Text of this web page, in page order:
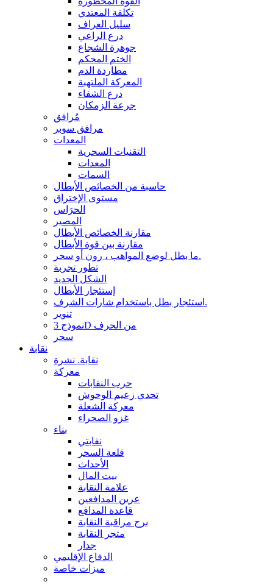
تكلفة المعتدي
سليل العراف
درع الراعي
جوهرة الشجاع
الختم المحكم
مطاردة الدم
المعركة الملتهبة
درع الشفاء
جرعة الزمكان
مُرافق
مرافق سوبر
المعدات
التقنيات السحرية
المعدات
السمات
حاسبة من الخصائص الأبطال
مستوى الإختراق
الحرَاس
المصير
مقارنة الخصائص الأبطال
مقارنة بين قوة الأبطال
ما بطل لوضع المواهب ، رون أو سحر.
تطور تجربة
الشكل الجديد
إستئجار الأبطال
استئجار بطل باستخدام شارات الشرف.
تنوير
نموذج 3D من الحرف
سحر
نقابة
نقابة. نشرة
معركة
حرب النقابات
تحدي زعيم الوحوش
معركة الشعلة
غزو الصحراء
بناء
نقابتي
قلعة السحر
الأحداث
بيت المال
علامة النقابة
عرين المدافعين
قاعدة المدافع
برج مراقبة النقابة
متجر النقابة
جدار
الدفاع الإقليمي
ميزات خاصة